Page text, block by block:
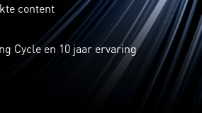
content
Cycle en 10 jaar ervaring